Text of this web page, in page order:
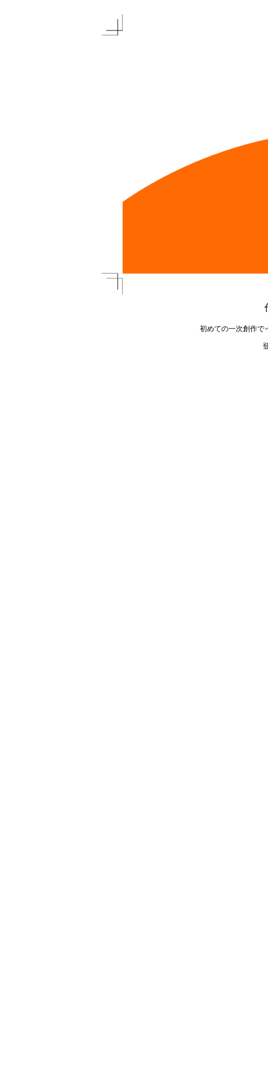
初めての一次創作で